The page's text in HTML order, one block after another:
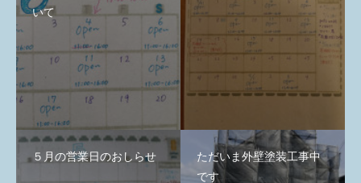
いて
５月の営業日のおしらせ
ただいま外壁塗装工事中
です